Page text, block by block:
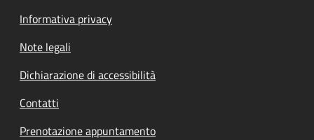
Informativa privacy
Note legali
Dichiarazione di accessibilità
Contatti
Prenotazione appuntamento